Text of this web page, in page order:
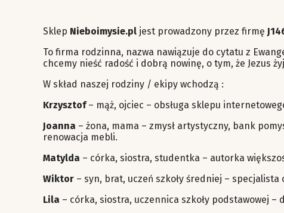
Sklep Nieboimysie.pl jest prowadzony przez firmę
To firma rodzinna, nazwa nawiązuje do cytatu z
chcemy nieść radość i dobrą nowinę, o tym, że Jezus
W skład naszej rodziny / ekipy wchodzą :
Krzysztof– mąż, ojciec – obsługa sklepu
Joanna – żona, mama – zmysł artystyczny, bank
renowacja mebli.
Matylda – córka, siostra, studentka – autorka
Wiktor – syn, brat, uczeń szkoły średniej –
Lila – córka, siostra, uczennica szkoły podstawowej –